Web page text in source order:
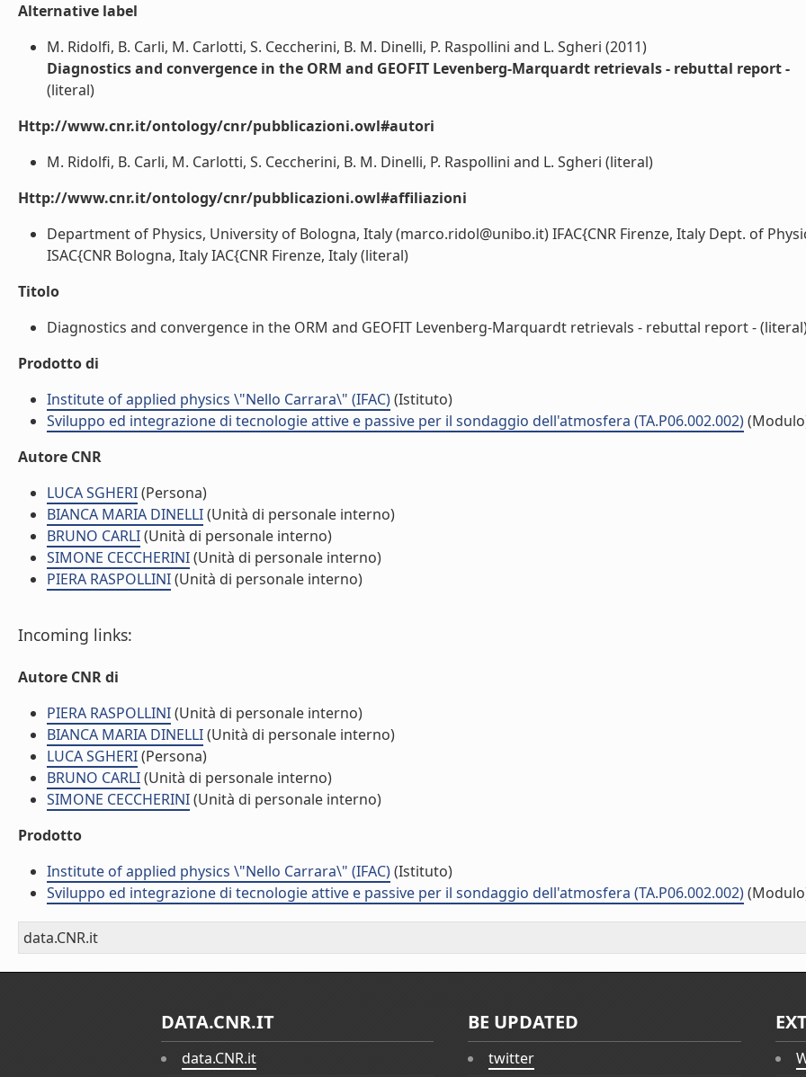
Alternative label
M. Ridolfi, B. Carli, M. Carlotti, S. Ceccherini, B. M. Dinelli, P. Raspollini and L. Sgheri (2011)
Diagnostics and convergence in the ORM and GEOFIT Levenberg-Marquardt retrievals - rebuttal report -
(literal)
Http://www.cnr.it/ontology/cnr/pubblicazioni.owl#autori
M. Ridolfi, B. Carli, M. Carlotti, S. Ceccherini, B. M. Dinelli, P. Raspollini and L. Sgheri (literal)
Http://www.cnr.it/ontology/cnr/pubblicazioni.owl#affiliazioni
Department of Physics, University of Bologna, Italy (marco.ridol@unibo.it) IFAC{CNR Firenze, Italy Dept. of
ISAC{CNR Bologna, Italy IAC{CNR Firenze, Italy (literal)
Titolo
Diagnostics and convergence in the ORM and GEOFIT Levenberg-Marquardt retrievals - rebuttal report -
Prodotto di
Institute of applied physics \"Nello Carrara\" (IFAC)(Istituto)
Sviluppo ed integrazione di tecnologie attive e passive per il sondaggio dell'atmosfera (TA.P06.002.002)
Autore CNR
LUCA SGHERI(Persona)
BIANCA MARIA DINELLI(Unità di personale interno)
BRUNO CARLI(Unità di personale interno)
SIMONE CECCHERINI(Unità di personale interno)
PIERA RASPOLLINI(Unità di personale interno)
Incoming links:
Autore CNR di
PIERA RASPOLLINI(Unità di personale interno)
BIANCA MARIA DINELLI(Unità di personale interno)
LUCA SGHERI(Persona)
BRUNO CARLI(Unità di personale interno)
SIMONE CECCHERINI(Unità di personale interno)
Prodotto
Institute of applied physics \"Nello Carrara\" (IFAC)(Istituto)
Sviluppo ed integrazione di tecnologie attive e passive per il sondaggio dell'atmosfera (TA.P06.002.002)
data.CNR.it
DATA.CNR.IT
data.CNR.it
BE UPDATED
twitter